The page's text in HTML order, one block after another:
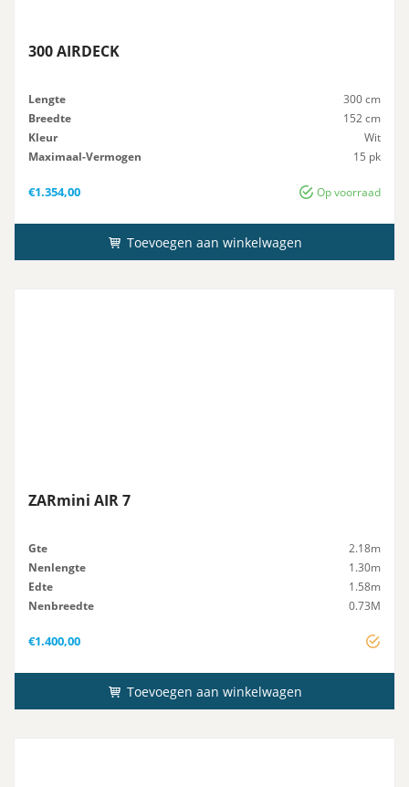
300 AIRDECK
Lengte
300 cm
Breedte
152 cm
Kleur
Wit
Maximaal-Vermogen
15 pk
Op voorraad
€1.354,00
Toevoegen aan winkelwagen
ZARmini AIR 7
Gte
2.18m
Nenlengte
1.30m
Edte
1.58m
Nenbreedte
0.73M
€1.400,00
Toevoegen aan winkelwagen